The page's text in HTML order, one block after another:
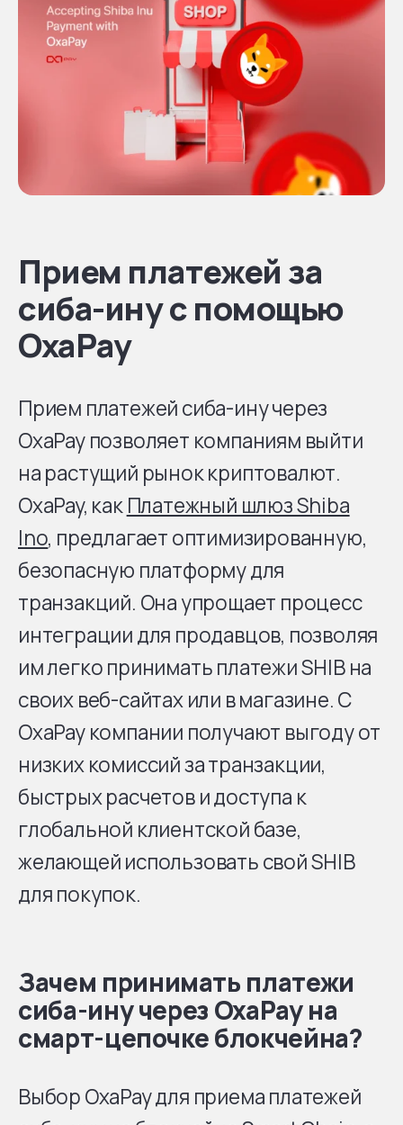
Прием платежей за
сиба-ину с помощью
OxaPay
Прием платежей сиба-ину через
OxaPay позволяет компаниям выйти
на растущий рынок криптовалют.
OxaPay, какПлатежный шлюз Shiba
Ino, предлагает оптимизированную,
безопасную платформу для
транзакций. Она упрощает процесс
интеграции для продавцов, позволяя
им легко принимать платежи SHIB на
своих веб-сайтах или в магазине. С
OxaPay компании получают выгоду от
низких комиссий за транзакции,
быстрых расчетов и доступа к
глобальной клиентской базе,
желающей использовать свой SHIB
для покупок.
Зачем принимать платежи
сиба-ину через OxaPay на
смарт-цепочке блокчейна?
Выбор OxaPay для приема платежей